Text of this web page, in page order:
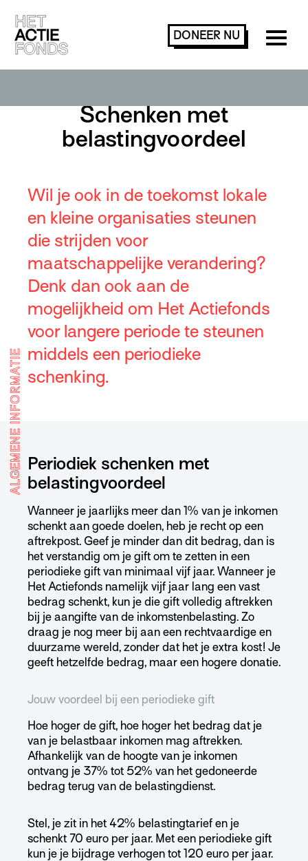
DONEER NU
Schenken met
belastingvoordeel
Wil je ook in de toekomst lokale
en kleine organisaties steunen
die strijden voor
maatschappelijke verandering?
Denk dan ook aan de
mogelijkheid om Het Actiefonds
voor langere periode te steunen
middels een periodieke
schenking.
ALGEMENE INFORMATIE Periodiek schenken met
belastingvoordeel
Wanneer je jaarlijks meer dan 1% van je inkomen
schenkt aan goede doelen, heb je recht op een
aftrekpost. Geef je minder dan dit bedrag, dan is
het verstandig om je gift om te zetten in een
periodieke gift van minimaal vijf jaar. Wanneer je
Het Actiefonds namelijk vijf jaar lang een vast
bedrag schenkt, kun je die gift volledig aftrekken
bij je aangifte van de inkomstenbelasting. Zo
draag je nog meer bij aan een rechtvaardige en
duurzame wereld, zonder dat het je extra kost! Je
geeft hetzelfde bedrag, maar een hogere donatie.
Jouw voordeel bij een periodieke gift
Hoe hoger de gift, hoe hoger het bedrag dat je
van je belastbaar inkomen mag aftrekken.
Afhankelijk van de hoogte van je inkomen
ontvang je 37% tot 52% van het gedoneerde
bedrag terug van de belastingdienst.
Stel, je zit in het 42% belastingtarief en je
schenkt 70 euro per jaar. Met een periodieke gift
kun je je bijdrage verhogen tot 120 euro per jaar.